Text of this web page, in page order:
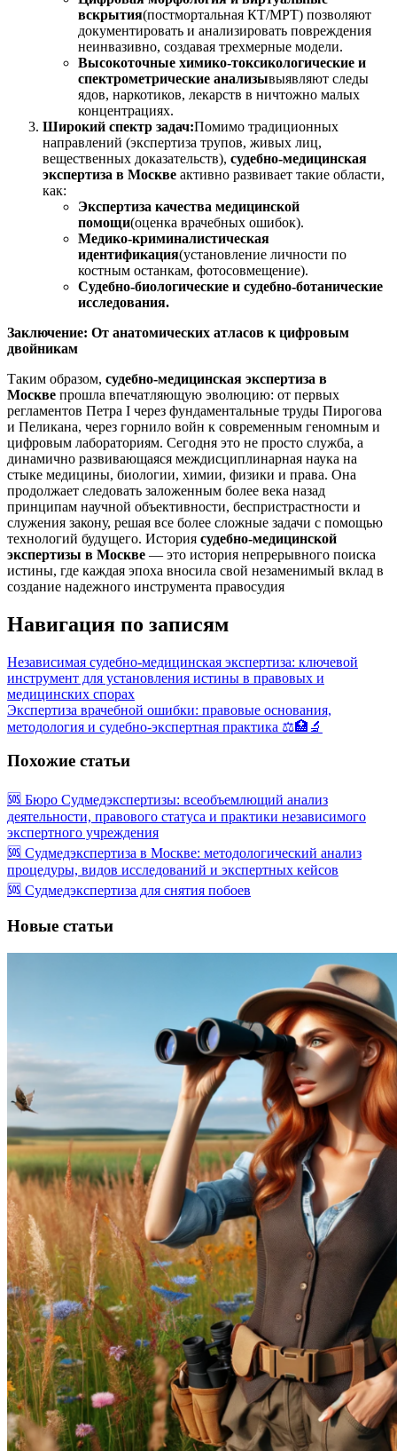
вскрытия(постмортальная КТ/МРТ) позволяют
документировать и анализировать повреждения
неинвазивно, создавая трехмерные модели.
Высокоточные химико-токсикологические и
спектрометрические анализывыявляют следы
ядов, наркотиков, лекарств в ничтожно малых
концентрациях.
Широкий спектр задач:Помимо традиционных
направлений (экспертиза трупов, живых лиц,
вещественных доказательств), судебно-медицинская
экспертиза в Москве активно развивает такие области,
как:
Экспертиза качества медицинской
помощи(оценка врачебных ошибок).
Медико-криминалистическая
идентификация(установление личности по
костным останкам, фотосовмещение).
Судебно-биологические и судебно-ботанические
исследования.
Заключение: От анатомических атласов к цифровым
двойникам
Таким образом, судебно-медицинская экспертиза в
Москве прошла впечатляющую эволюцию: от первых
регламентов Петра I через фундаментальные труды Пирогова
и Пеликана, через горнило войн к современным геномным и
цифровым лабораториям. Сегодня это не просто служба, а
динамично развивающаяся междисциплинарная наука на
стыке медицины, биологии, химии, физики и права. Она
продолжает следовать заложенным более века назад
принципам научной объективности, беспристрастности и
служения закону, решая все более сложные задачи с помощью
технологий будущего. История судебно-медицинской
экспертизы в Москве — это история непрерывного поиска
истины, где каждая эпоха вносила свой незаменимый вклад в
создание надежного инструмента правосудия
Навигация по записям
Независимая судебно-медицинская экспертиза: ключевой
инструмент для установления истины в правовых и
медицинских спорах
Экспертиза врачебной ошибки: правовые основания,
методология и судебно-экспертная практика ⚖️🏥🔬
Похожие статьи
🆘 Бюро Судмедэкспертизы: всеобъемлющий анализ
деятельности, правового статуса и практики независимого
экспертного учреждения
🆘 Судмедэкспертиза в Москве: методологический анализ
процедуры, видов исследований и экспертных кейсов
🆘 Судмедэкспертиза для снятия побоев
Новые статьи